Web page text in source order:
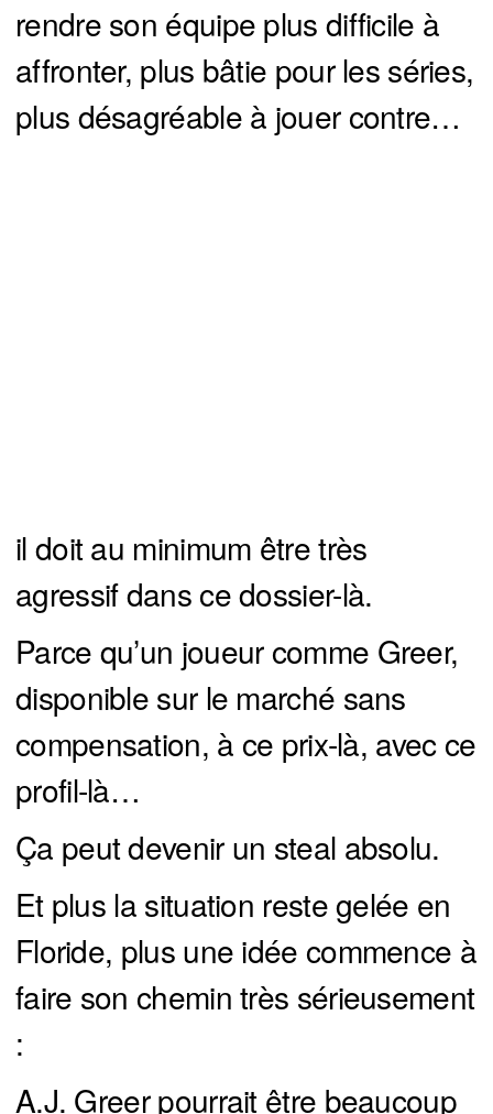
rendre son équipe plus difficile à
affronter, plus bâtie pour les séries,
plus désagréable à jouer contre…
il doit au minimum être très
agressif dans ce dossier-là.
Parce qu’un joueur comme Greer,
disponible sur le marché sans
compensation, à ce prix-là, avec ce
profil-là…
Ça peut devenir un steal absolu.
Et plus la situation reste gelée en
Floride, plus une idée commence à
faire son chemin très sérieusement
:
A.J. Greer pourrait être beaucoup